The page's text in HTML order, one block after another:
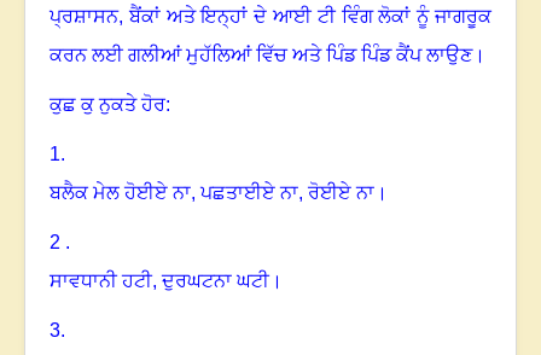
ਪ੍ਰਸ਼ਾਸਨ,ਬੈਂਕਾਂ ਅਤੇ ਇਨ੍ਹਾਂ ਦੇ ਆਈ ਟੀ ਵਿੰਗ ਲੋਕਾਂ ਨੂੰ ਜਾਗਰੂਕ
ਕਰਨ ਲਈ ਗਲੀਆਂ ਮੁਹੱਲਿਆਂ ਵਿੱਚ ਅਤੇ ਪਿੰਡ ਪਿੰਡ ਕੈਂਪ ਲਾਉਣ।
ਕੁਛ ਕੁ ਨੁਕਤੇ ਹੋਰ:
1.
ਬਲੈਕ ਮੇਲ ਹੋਈਏ ਨਾ,ਪਛਤਾਈਏ ਨਾ, ਰੋਈਏ ਨਾ ।
2 .
ਸਾਵਧਾਨੀ ਹਟੀ,ਦੁਰਘਟਨਾ ਘਟੀ।
3.